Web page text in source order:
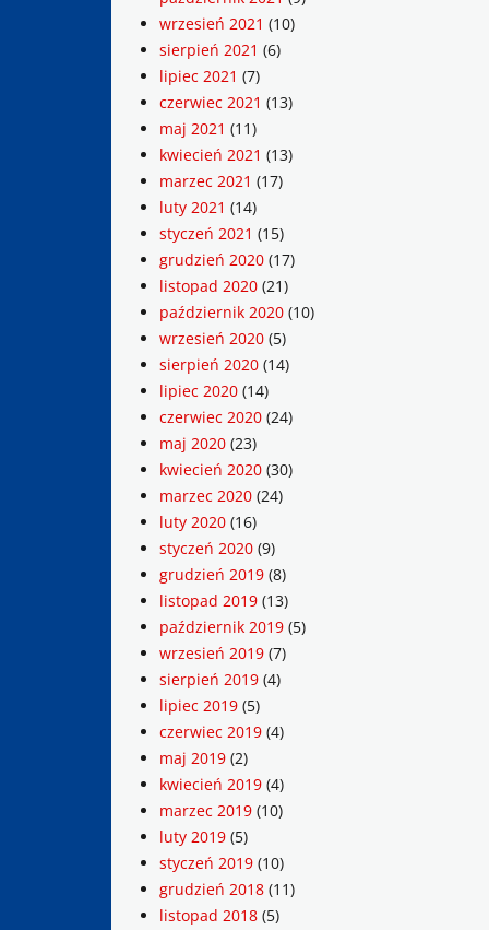
wrzesień 2021 (10)
sierpień 2021 (6)
lipiec 2021 (7)
czerwiec 2021 (13)
maj 2021 (11)
kwiecień 2021 (13)
marzec 2021 (17)
luty 2021 (14)
styczeń 2021 (15)
grudzień 2020 (17)
listopad 2020 (21)
październik 2020 (10)
wrzesień 2020 (5)
sierpień 2020 (14)
lipiec 2020 (14)
czerwiec 2020 (24)
maj 2020 (23)
kwiecień 2020 (30)
marzec 2020 (24)
luty 2020 (16)
styczeń 2020 (9)
grudzień 2019 (8)
listopad 2019 (13)
październik 2019 (5)
wrzesień 2019 (7)
sierpień 2019 (4)
lipiec 2019 (5)
czerwiec 2019 (4)
maj 2019 (2)
kwiecień 2019 (4)
marzec 2019 (10)
luty 2019 (5)
styczeń 2019 (10)
grudzień 2018 (11)
listopad 2018 (5)